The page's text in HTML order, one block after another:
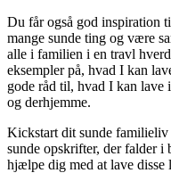
Du får også god inspiration
mange sunde ting og være
alle i familien i en travl
eksempler på, hvad I kan
gode råd til, hvad I kan lave
og derhjemme.
Kickstart dit sunde
sunde opskrifter, der falder i
hjælpe dig med at lave